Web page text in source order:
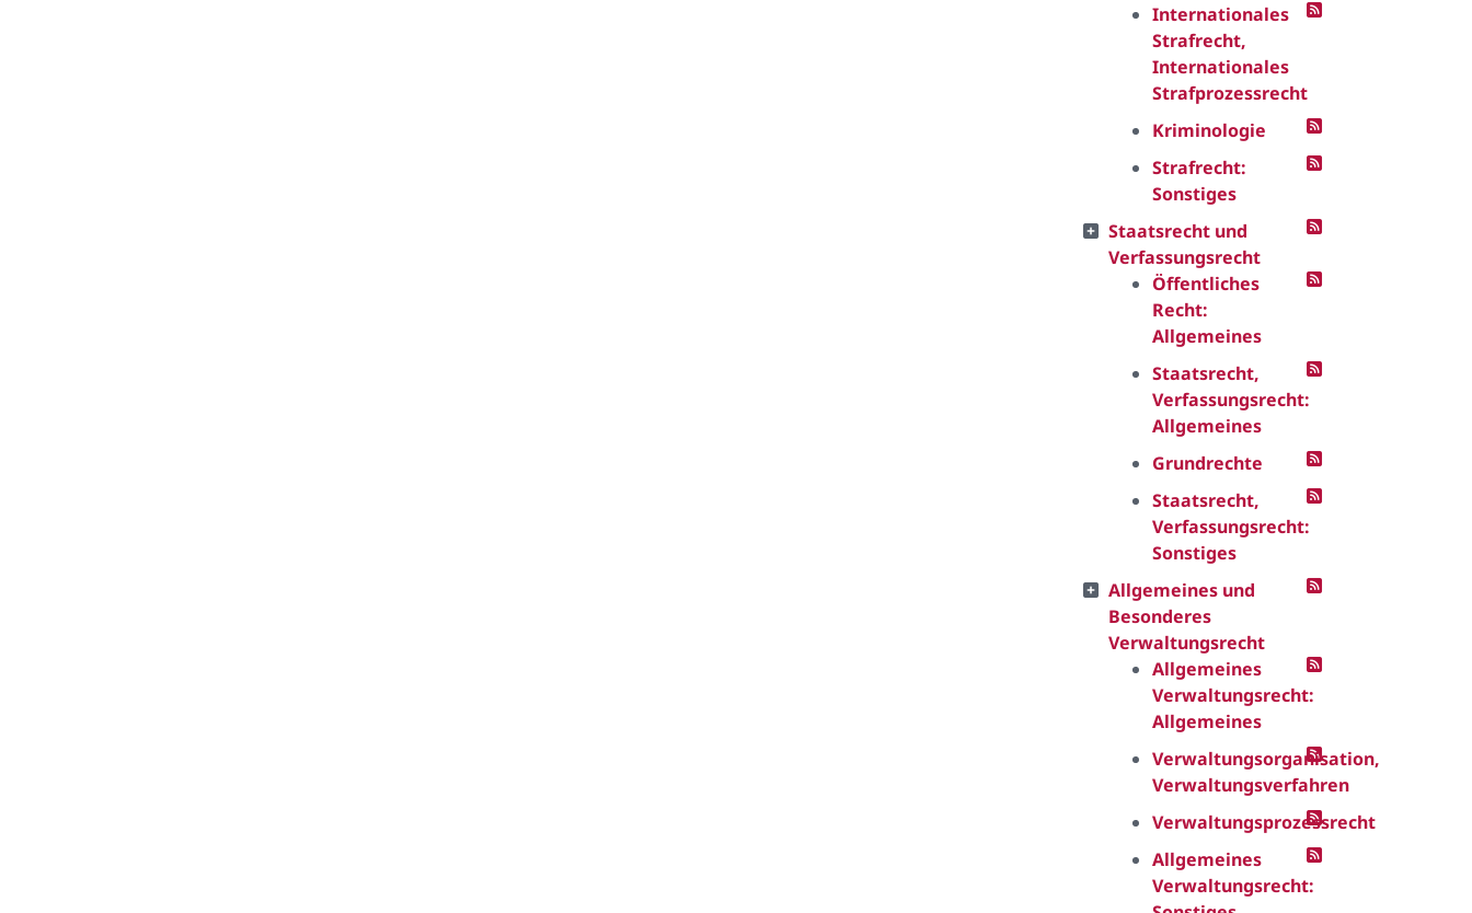
Internationales
Strafrecht,
Internationales
Strafprozessrecht
Kriminologie
Strafrecht:
Sonstiges
Staatsrecht und
Verfassungsrecht
Öffentliches
Recht:
Allgemeines
Staatsrecht,
Verfassungsrecht:
Allgemeines
Grundrechte
Staatsrecht,
Verfassungsrecht:
Sonstiges
Allgemeines und
Besonderes
Verwaltungsrecht
Allgemeines
Verwaltungsrecht:
Allgemeines
Verwaltungsorganisation,
Verwaltungsverfahren
Verwaltungsprozessrecht
Allgemeines
Verwaltungsrecht: